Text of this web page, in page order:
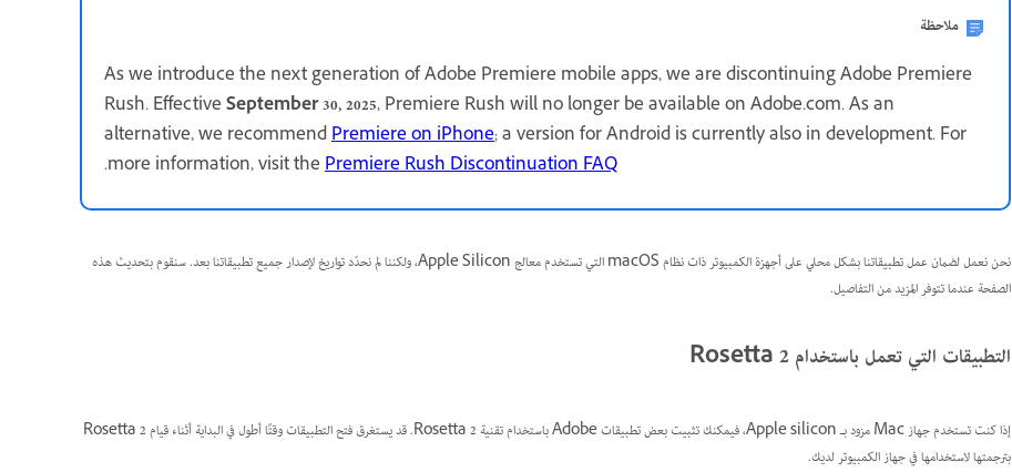
ملاحظة
As we introduce the next generation of Adobe Premiere mobile apps, we are discontinuing Adobe Premiere
Rush. EffectiveSeptember 30, 2025, Premiere Rush will no longer be available on Adobe.com. As an
alternative, we recommendPremiere on iPhone; a version for Android is currently also in development. For
more information, visit thePremiere Rush Discontinuation FAQ
.
نحن نعمل لضمان عمل تطبيقاتنا بشكل محلي على أجهزة الكمبيوتر ذات نظام macOS التي تستخدم معالج Apple Silicon، ولكننا لم نحدّد تواريخ لإصدار جميع تطبيقاتنا بعد. سنقوم بتحديث هذه
الصفحة عندما تتوفر المزيد من التفاصيل.
التطبيقات التي تعمل باستخدام Rosetta 2
إذا كنت تستخدم جهاز Mac مزود بـ Apple silicon، فيمكنك تثبيت بعض تطبيقات Adobe باستخدام تقنية Rosetta 2. قد يستغرق فتح التطبيقات وقتًا أطول في البداية أثناء قيام Rosetta 2
بترجمتها لاستخدامها في جهاز الكمبيوتر لديك.